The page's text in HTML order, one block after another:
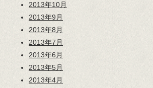
2013年10月
2013年9月
2013年8月
2013年7月
2013年6月
2013年5月
2013年4月